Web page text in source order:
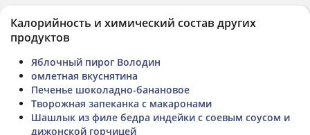
Калорийность и химический состав других
продуктов
Яблочный пирог Володин
омлетная вкуснятина
Печенье шоколадно-банановое
Творожная запеканка с макаронами
Шашлык из филе бедра индейки с соевым соусом и
дижонской горчицей